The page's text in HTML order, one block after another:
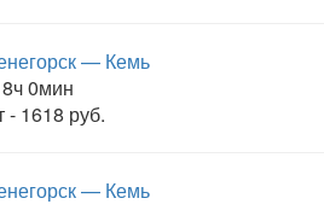
— Кемь
0мин
- 1618 руб.
— Кемь